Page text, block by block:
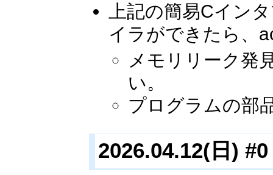
上記の簡易Cイン
イラができたら、
メモリリーク発
い。
プログラムの部
2026.04.12(日) #0